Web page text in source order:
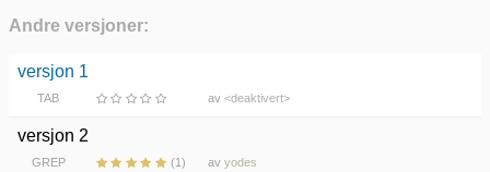
Andre versjoner:
versjon 1
TAB av <deaktivert>
versjon 2
GREP (1) av yodes